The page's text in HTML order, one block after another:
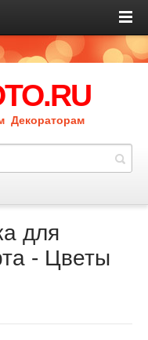
Декораторам
для
- Цветы